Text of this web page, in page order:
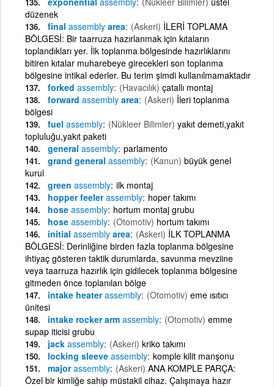
düzenek
final assembly area (Askeri) İLERİ TOPLAMA
BÖLGESİ: Bir taarruza hazırlanmak için kıtaların
toplandıkları yer. İlk toplanma bölgesinde hazırlıklarını
bitiren kıtalar muharebeye girecekleri son toplanma
bölgesine intikal ederler. Bu terim şimdi kullanılmamaktadır
forked assembly (Havacılık) çatallı montaj
forward assembly area (Askeri) İleri toplanma
bölgesi
fuel assembly (Nükleer Bilimler) yakıt demeti,yakıt
topluluğu,yakıt paketi
general assembly parlamento
grand general assembly (Kanun) büyük genel
kurul
green assembly ilk montaj
hopper feelerassembly hoper takımı
hose assembly hortum montaj grubu
hose assembly (Otomotiv) hortum takımı
initial assembly area (Askeri) İLK TOPLANMA
BÖLGESİ: Derinliğine birden fazla toplanma bölgesine
ihtiyaç gösteren taktik durumlarda, savunma mevziine
veya taarruza hazırlık için gidilecek toplanma bölgesine
gitmeden önce toplanılan bölge
intake heaterassembly (Otomotiv) eme ısıtıcı
ünitesi
intake rocker arm assembly (Otomotiv) emme
supap iticisi grubu
jack assembly (Askeri) kriko takımı
locking sleeve assembly komple kilit manşonu
majorassembly (Askeri) ANA KOMPLE PARÇA:
Özel bir kimliğe sahip müstakil cihaz. Çalışmaya hazır